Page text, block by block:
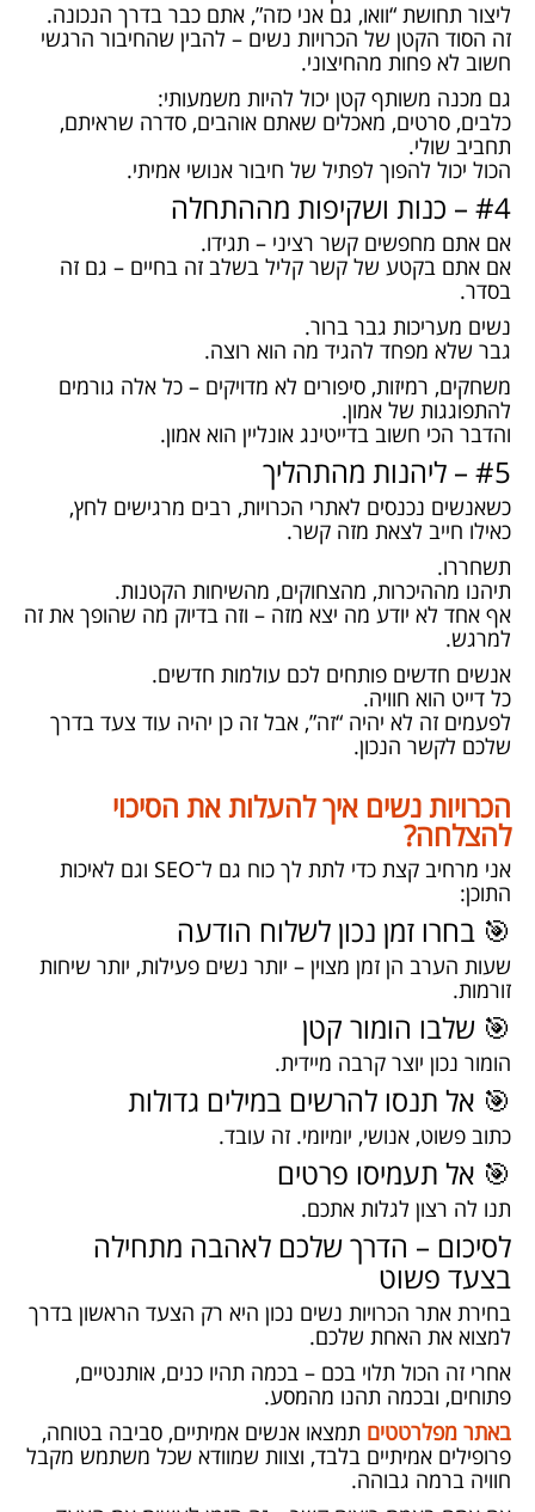
ליצור תחושת “וואו, גם אני כזה”, אתם כבר בדרך הנכונה.
זה הסוד הקטן של הכרויות נשים – להבין שהחיבור הרגשי
חשוב לא פחות מהחיצוני.
גם מכנה משותף קטן יכול להיות משמעותי:
כלבים, סרטים, מאכלים שאתם אוהבים, סדרה שראיתם,
תחביב שולי.
הכול יכול להפוך לפתיל של חיבור אנושי אמיתי.
#4 – כנות ושקיפות מההתחלה
אם אתם מחפשים קשר רציני – תגידו.
אם אתם בקטע של קשר קליל בשלב זה בחיים – גם זה
בסדר.
נשים מעריכות גבר ברור.
גבר שלא מפחד להגיד מה הוא רוצה.
משחקים, רמיזות, סיפורים לא מדויקים – כל אלה גורמים
להתפוגגות של אמון.
והדבר הכי חשוב בדייטינג אונליין הוא אמון.
#5 – ליהנות מהתהליך
כשאנשים נכנסים לאתרי הכרויות, רבים מרגישים לחץ,
כאילו חייב לצאת מזה קשר.
תשחררו.
תיהנו מההיכרות, מהצחוקים, מהשיחות הקטנות.
אף אחד לא יודע מה יצא מזה – וזה בדיוק מה שהופך את זה
למרגש.
אנשים חדשים פותחים לכם עולמות חדשים.
כל דייט הוא חוויה.
לפעמים זה לא יהיה “זה”, אבל זה כן יהיה עוד צעד בדרך
שלכם לקשר הנכון.
הכרויות נשים איך להעלות את הסיכוי
להצלחה?
אני מרחיב קצת כדי לתת לך כוח גם ל־SEO וגם לאיכות
התוכן:
🎯 בחרו זמן נכון לשלוח הודעה
שעות הערב הן זמן מצוין – יותר נשים פעילות, יותר שיחות
זורמות.
🎯 שלבו הומור קטן
הומור נכון יוצר קרבה מיידית.
🎯 אל תנסו להרשים במילים גדולות
כתוב פשוט, אנושי, יומיומי. זה עובד.
🎯 אל תעמיסו פרטים
תנו לה רצון לגלות אתכם.
לסיכום – הדרך שלכם לאהבה מתחילה
בצעד פשוט
בחירת אתר הכרויות נשים נכון היא רק הצעד הראשון בדרך
למצוא את האחת שלכם.
אחרי זה הכול תלוי בכם – בכמה תהיו כנים, אותנטיים,
פתוחים, ובכמה תהנו מהמסע.
באתר מפלרטטים תמצאו אנשים אמיתיים, סביבה בטוחה,
פרופילים אמיתיים בלבד, וצוות שמוודא שכל משתמש מקבל
חוויה ברמה גבוהה.